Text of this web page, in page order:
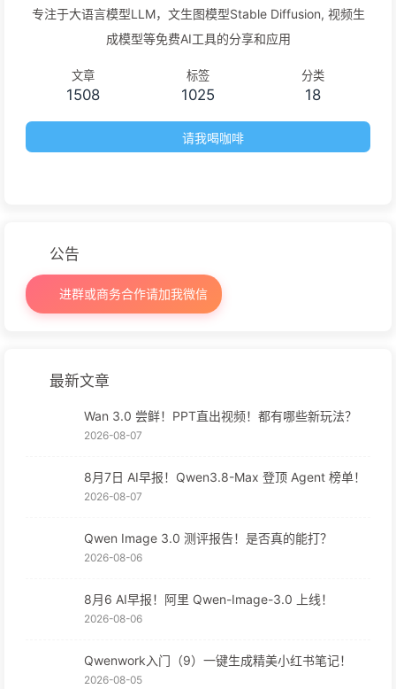
专注于大语言模型LLM，文生图模型Stable Diffusion, 视频生
成模型等免费AI工具的分享和应用
文章
1508
标签
1025
分类
18
请我喝咖啡
公告
进群或商务合作请加我微信
最新文章
Wan 3.0 尝鲜！PPT直出视频！都有哪些新玩法？
2026-08-07
8月7日 AI早报！Qwen3.8-Max 登顶 Agent 榜单！
2026-08-07
Qwen Image 3.0 测评报告！是否真的能打？
2026-08-06
8月6 AI早报！阿里 Qwen-Image-3.0 上线！
2026-08-06
Qwenwork入门（9）一键生成精美小红书笔记！
2026-08-05